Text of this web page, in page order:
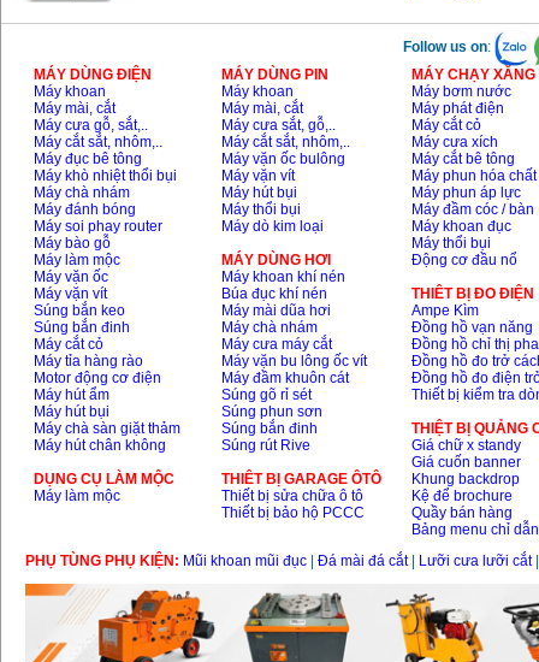
Follow us on:
MÁY DÙNG ĐIỆN
Máy khoan
Máy mài, cắt
Máy cưa gỗ, sắt,..
Máy cắt sắt, nhôm,..
Máy đục bê tông
Máy khò nhiệt thổi bụi
Máy chà nhám
Máy đánh bóng
Máy soi phay router
Máy bào gỗ
Máy làm mộc
Máy vặn ốc
Máy vặn vít
Súng bắn keo
Súng bắn đinh
Máy cắt cỏ
Máy tỉa hàng rào
Motor động cơ điện
Máy hút ẩm
Máy hút bụi
Máy chà sàn giặt thảm
Máy hút chân không
DỤNG CỤ LÀM MỘC
Máy làm mộc
MÁY DÙNG PIN
Máy khoan
Máy mài, cắt
Máy cưa sắt, gỗ,..
Máy cắt sắt, nhôm,..
Máy vặn ốc bulông
Máy vặn vít
Máy hút bụi
Máy thổi bụi
Máy dò kim loại
MÁY DÙNG HƠI
Máy khoan khí nén
Búa đục khí nén
Máy mài dũa hơi
Máy chà nhám
Máy cưa máy cắt
Máy vặn bu lông ốc vít
Máy đầm khuôn cát
Súng gõ rỉ sét
Súng phun sơn
Súng bắn đinh
Súng rút Rive
THIÊT BỊ GARAGE ÔTÔ
Thiết bị sửa chữa ô tô
Thiết bị bảo hộ PCCC
MÁY CHẠY
Máy bơm nước
Máy phát điện
Máy cắt cỏ
Máy cưa xích
Máy cắt bê tông
Máy phun hóa chất
Máy phun áp lực
Máy đầm cóc / bàn
Máy khoan đục
Máy thổi bụi
Động cơ đầu nổ
THIÊT BỊ ĐO ĐIỆN
Ampe Kìm
Đồng hồ vạn năng
Đồng hồ chỉ thị pha
Đồng hồ đo trở
Đồng hồ đo điện
Thiết bị kiểm tra
THIỆT BỊ QUẢNG
Giá chữ x standy
Giá cuốn banner
Khung backdrop
Kệ để brochure
Quầy bán hàng
Bảng menu chỉ dẫn
PHỤ TÙNG PHỤ KIỆN: Mũi khoan mũi đục Đá mài đá cắt| Lưỡi cưa lưỡi cắt